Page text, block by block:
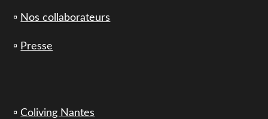
▫️ Nos collaborateurs
▫️ Presse
▫️Coliving Nantes